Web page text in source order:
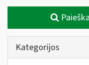
Paieška
Kategorijos